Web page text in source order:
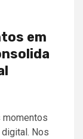
em
momentos
Nos